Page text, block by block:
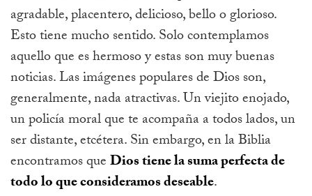
agradable, placentero, delicioso, bello o glorioso.
Esto tiene mucho sentido. Solo contemplamos
aquello que es hermoso y estas son muy buenas
noticias. Las imágenes populares de Dios son,
generalmente, nada atractivas. Un viejito enojado,
un policía moral que te acompaña a todos lados, un
ser distante, etcétera. Sin embargo, en la Biblia
encontramos queDios tiene la suma perfecta de
todo lo que consideramos deseable.